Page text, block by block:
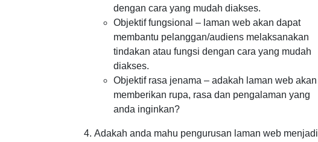
dengan cara yang mudah diakses.
Objektif fungsional – laman web akan dapat
membantu pelanggan/audiens melaksanakan
tindakan atau fungsi dengan cara yang mudah
diakses.
Objektif rasa jenama – adakah laman web akan
memberikan rupa, rasa dan pengalaman yang
anda inginkan?
Adakah anda mahu pengurusan laman web menjadi